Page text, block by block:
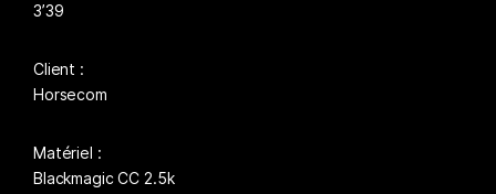
3’39
Client :
Horsecom
Matériel :
Blackmagic CC 2.5k